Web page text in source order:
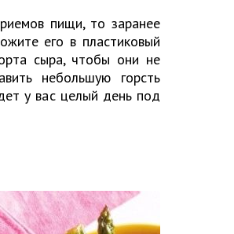
пищи, то заранее
его в пластиковый
сыра, чтобы они не
небольшую горсть
у вас целый день под